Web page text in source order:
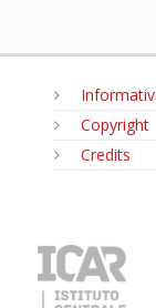
Copyright
Credits